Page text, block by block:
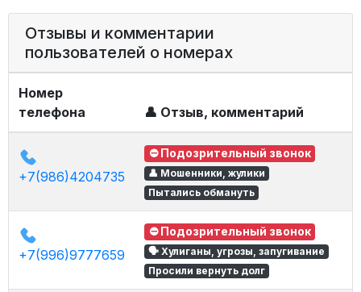
Отзывы и комментарии
пользователей о номерах
Номер
телефона
👤 Отзыв, комментарий
+7(986)4204735
⛔ Подозрительный звонок
👤 Мошенники, жулики
Пытались обмануть
+7(996)9777659
⛔ Подозрительный звонок
🗣 Хулиганы, угрозы, запугивание
Просили вернуть долг